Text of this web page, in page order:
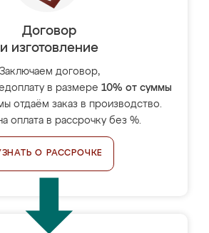
Договор
и изготовление
Заключаем договор,
в размере 10% от суммы
отдаём заказ в производство.
оплата в рассрочку без %.
О РАССРОЧКЕ